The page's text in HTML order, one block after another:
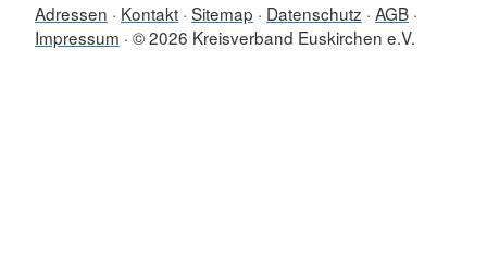
Adressen Kontakt Sitemap Datenschutz AGB
Impressum © 2026 Kreisverband Euskirchen e.V.